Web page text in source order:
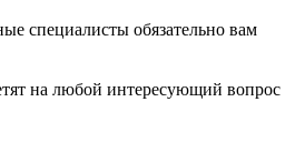
специалисты обязательно вам
на любой интересующий вопрос